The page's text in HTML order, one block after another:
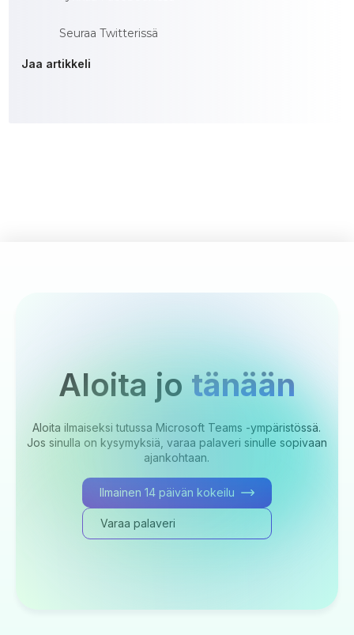
Seuraa Twitterissä
Jaa artikkeli
Aloita jo tänään
Aloita ilmaiseksi tutussa Microsoft Teams -ympäristössä.
Jos sinulla on kysymyksiä, varaa palaveri sinulle sopivaan
ajankohtaan.
Ilmainen 14 päivän kokeilu
Varaa palaveri